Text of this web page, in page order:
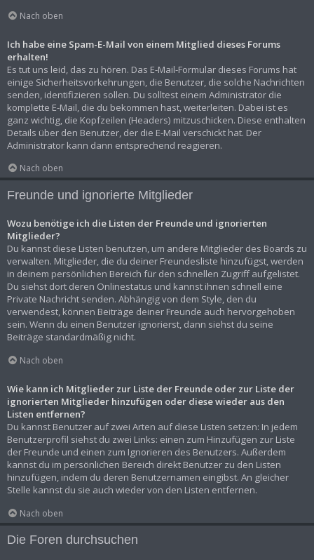
Nach oben
Ich habe eine Spam-E-Mail von einem Mitglied dieses Forums
erhalten!
Es tut uns leid, das zu hören. Das E-Mail-Formular dieses Forums hat
einige Sicherheitsvorkehrungen, die Benutzer, die solche Nachrichten
senden, identifizieren sollen. Du solltest einem Administrator die
komplette E-Mail, die du bekommen hast, weiterleiten. Dabei ist es
ganz wichtig, die Kopfzeilen (Headers) mitzuschicken. Diese enthalten
Details über den Benutzer, der die E-Mail verschickt hat. Der
Administrator kann dann entsprechend reagieren.
Nach oben
Freunde und ignorierte Mitglieder
Wozu benötige ich die Listen der Freunde und ignorierten
Mitglieder?
Du kannst diese Listen benutzen, um andere Mitglieder des Boards zu
verwalten. Mitglieder, die du deiner Freundesliste hinzufügst, werden
in deinem persönlichen Bereich für den schnellen Zugriff aufgelistet.
Du siehst dort deren Onlinestatus und kannst ihnen schnell eine
Private Nachricht senden. Abhängig von dem Style, den du
verwendest, können Beiträge deiner Freunde auch hervorgehoben
sein. Wenn du einen Benutzer ignorierst, dann siehst du seine
Beiträge standardmäßig nicht.
Nach oben
Wie kann ich Mitglieder zur Liste der Freunde oder zur Liste der
ignorierten Mitglieder hinzufügen oder diese wieder aus den
Listen entfernen?
Du kannst Benutzer auf zwei Arten auf diese Listen setzen: In jedem
Benutzerprofil siehst du zwei Links: einen zum Hinzufügen zur Liste
der Freunde und einen zum Ignorieren des Benutzers. Außerdem
kannst du im persönlichen Bereich direkt Benutzer zu den Listen
hinzufügen, indem du deren Benutzernamen eingibst. An gleicher
Stelle kannst du sie auch wieder von den Listen entfernen.
Nach oben
Die Foren durchsuchen